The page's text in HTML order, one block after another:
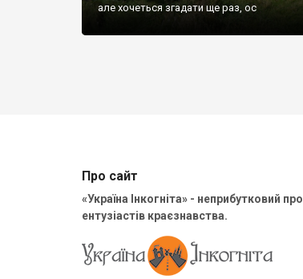
але хочеться згадати ще раз, ос
Про сайт
«Україна Інкогніта» - неприбутковий
ентузіастів краєзнавства.